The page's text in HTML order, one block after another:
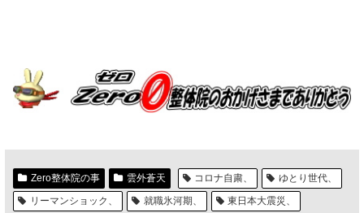
Zero整体院の事 雲外蒼天 コロナ自粛、
ゆとり世代、
リーマンショック、
就職氷河期、 東日本大震災、